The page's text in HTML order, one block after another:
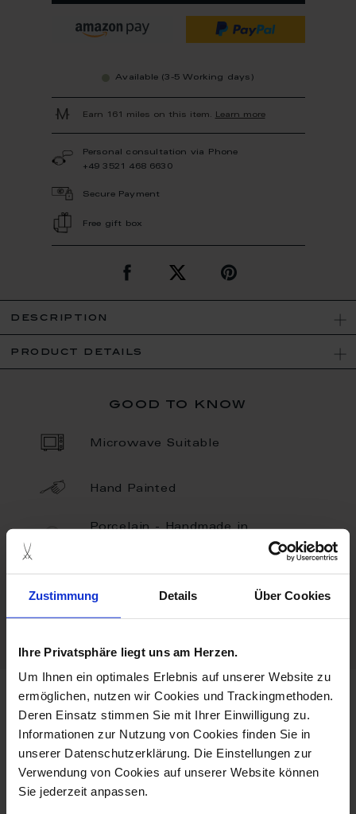
Zustimmung Details Über Cookies
Ihre Privatsphäre liegt uns am Herzen.
Um Ihnen ein optimales Erlebnis auf unserer Website zu
ermöglichen, nutzen wir Cookies und Trackingmethoden.
Deren Einsatz stimmen Sie mit Ihrer Einwilligung zu.
Informationen zur Nutzung von Cookies finden Sie in
unserer Datenschutzerklärung. Die Einstellungen zur
Verwendung von Cookies auf unserer Website können
Sie jederzeit anpassen.
Available (3-5 Working days)
Earn 161 miles on this item. Learn more
Personal consultation via Phone
+49 3521 468 6630
Secure Payment
Free gift box
description
product details
good to know
Microwave Suitable
Hand Painted
Porcelain - Handmade in
more products from the
meissen2go collection